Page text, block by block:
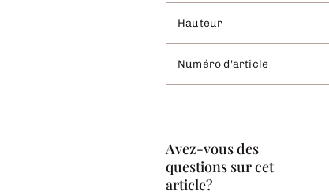
Hauteur
Numéro d'article
Avez-vous des
questions sur cet
article?